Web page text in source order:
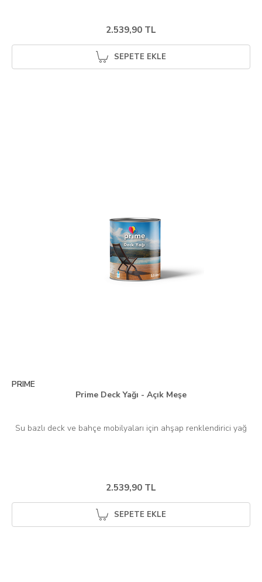
2.539,90 TL
SEPETE EKLE
PRIME
Prime Deck Yağı - Açık Meşe
Su bazlı deck ve bahçe mobilyaları için ahşap renklendirici yağ
2.539,90 TL
SEPETE EKLE